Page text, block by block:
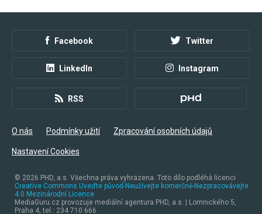
O nás Podmínky užití Zpracování osobních údajů
Nastavení Cookies
Facebook Twitter
LinkedIn Instagram
RSS
© 2026 PHD, a.s. Všechna práva vyhrazena. Toto dílo podléhá licenci
Creative Commons Uveďte původ-Neužívejte komerčně-Nezpracovávejte
4.0 Mezinárodní Licence
MediaGuru.cz provozuje mediální agentura PHD, a.s. | Lomnického 5,
Praha 4, tel.: 234 710 666